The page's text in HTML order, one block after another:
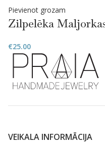
Pievienot grozam
Zilpelēka
€25.00
VEIKALA INFORMĀCIJA